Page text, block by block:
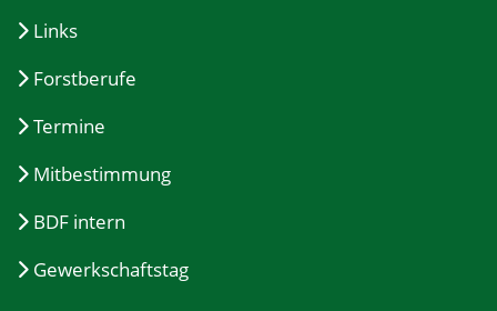
Links
Forstberufe
Termine
Mitbestimmung
BDF intern
Gewerkschaftstag